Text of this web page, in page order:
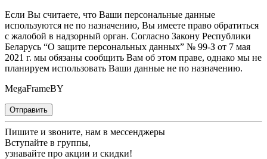
Если Вы считаете, что Ваши персональные данные
используются не по назначению, Вы имеете право обратиться
с жалобой в надзорный орган. Согласно Закону Республики
Беларусь “О защите персональных данных” № 99-З от 7 мая
2021 г. мы обязаны сообщить Вам об этом праве, однако мы не
планируем использовать Ваши данные не по назначению.
MegaFrameBY
Отправить
Пишите и звоните, нам в мессенджеры
Вступайте в группы,
узнавайте про акции и скидки!